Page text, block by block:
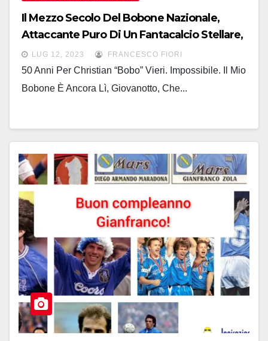
Il Mezzo Secolo Del Bobone Nazionale,
Attaccante Puro Di Un Fantacalcio Stellare,
Raccontato In Maniera Particolare
LUG 12, 2023 FRANCESCO FIORI
50 Anni Per Christian “Bobo” Vieri. Impossibile. Il Mio
Bobone È Ancora Lì, Giovanotto, Che...